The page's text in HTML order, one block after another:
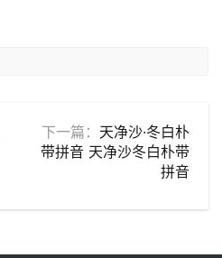
下一篇： 天净沙·冬白朴
带拼音 天净沙冬白朴带
拼音